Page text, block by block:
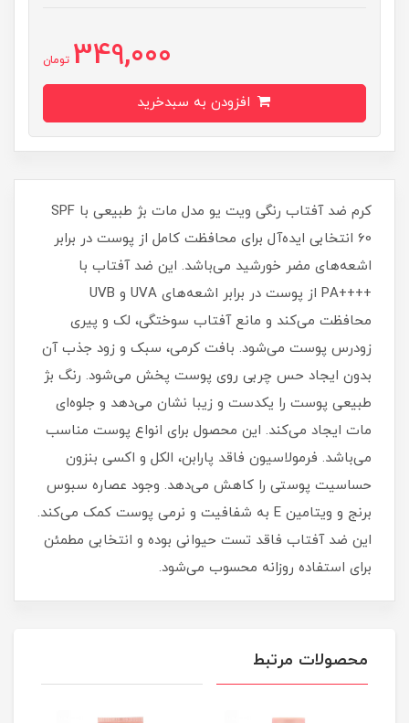
349,000 تومان
کرم ضد آفتاب رنگی ویت یو مدل مات بژ طبیعی با SPF
60 انتخابی ایده‌آل برای محافظت کامل از پوست در برابر
اشعه‌های مضر خورشید می‌باشد. این ضد آفتاب با
++++PA از پوست در برابر اشعه‌های UVA و UVB
محافظت می‌کند و مانع آفتاب‌ سوختگی، لک و پیری
زودرس پوست می‌شود. بافت کرمی، سبک و زود جذب آن
بدون ایجاد حس چربی روی پوست پخش می‌شود. رنگ بژ
طبیعی پوست را یکدست و زیبا نشان می‌دهد و جلوه‌ای
مات ایجاد می‌کند. این محصول برای انواع پوست مناسب
می‌باشد. فرمولاسیون فاقد پارابن، الکل و اکسی‌ بنزون
حساسیت پوستی را کاهش می‌دهد. وجود عصاره سبوس
برنج و ویتامین E به شفافیت و نرمی پوست کمک می‌کند.
این ضد آفتاب فاقد تست حیوانی بوده و انتخابی مطمئن
برای استفاده روزانه محسوب می‌شود.
محصولات مرتبط